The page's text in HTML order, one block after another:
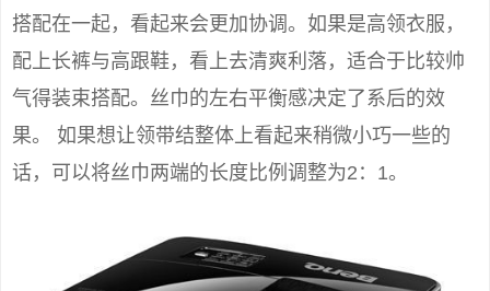
搭配在一起，看起来会更加协调。如果是高领衣服，
配上长裤与高跟鞋，看上去清爽利落，适合于比较帅
气得装束搭配。丝巾的左右平衡感决定了系后的效
果。 如果想让领带结整体上看起来稍微小巧一些的
话，可以将丝巾两端的长度比例调整为2：1。